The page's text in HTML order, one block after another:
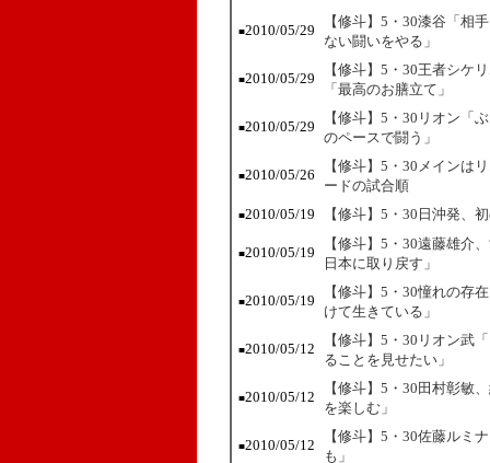
■2010/05/29
【修斗】5・30漆谷「相
ない闘いをやる」
■2010/05/29
【修斗】5・30王者シケ
「最高のお膳立て」
■2010/05/29
【修斗】5・30リオン「
のペースで闘う」
■2010/05/26
【修斗】5・30メインは
ードの試合順
■2010/05/19 【修斗】5・30日沖発、
■2010/05/19
【修斗】5・30遠藤雄介
日本に取り戻す」
■2010/05/19
【修斗】5・30憧れの存
けて生きている」
■2010/05/12
【修斗】5・30リオン武
ることを見せたい」
■2010/05/12
【修斗】5・30田村彰敏
を楽しむ」
■2010/05/12
【修斗】5・30佐藤ルミ
も」